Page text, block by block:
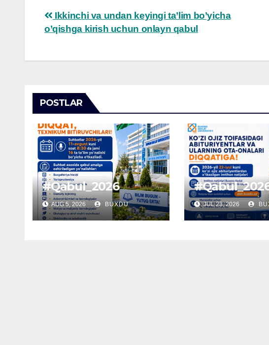
Post
navigation
Ikkinchi va undan keyingi ta’lim bo’yicha
o’qishga kirish uchun onlayn qabul
POSTLAR
#Qabul_2026
AUG 5, 2026 BUXDU JUL 23, 2026